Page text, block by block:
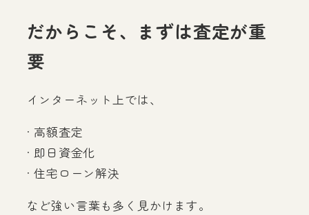
だからこそ、まずは査定が重
要
インターネット上では、
· 高額査定
· 即日資金化
· 住宅ローン解決
など強い言葉も多く見かけます。